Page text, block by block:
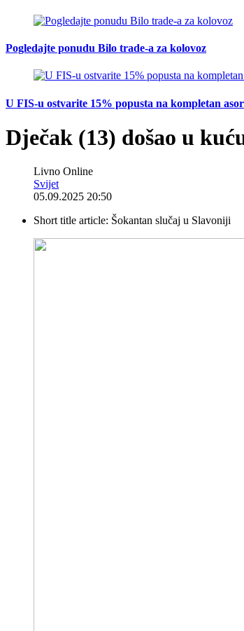
Pogledajte ponudu Bilo trade-a za kolovoz
U FIS-u ostvarite 15% popusta na kompletan
Dječak (13) došao u
Livno Online
Svijet
05.09.2025 20:50
Short title article: Šokantan slučaj u Slavoniji